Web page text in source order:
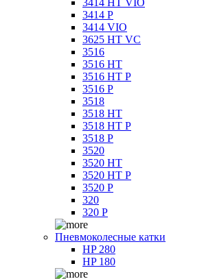
3414 P
3414 VIO
3625 HT VC
3516
3516 HT
3516 HT P
3516 P
3518
3518 HT
3518 HT P
3518 P
3520
3520 HT
3520 HT P
3520 P
320
320 P
Пневмоколесные катки
HP 280
HP 180